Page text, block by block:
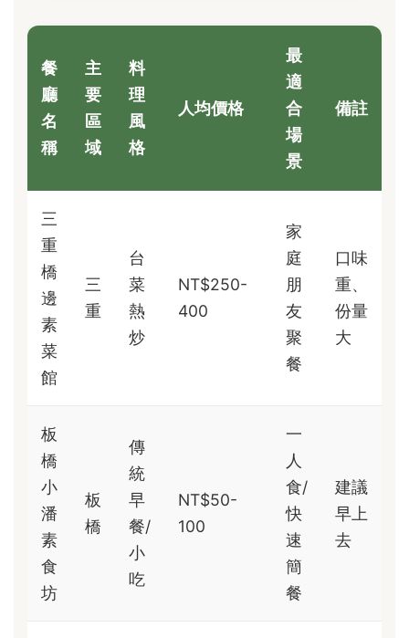
餐
廳
名
稱
主
要
區
域
料
理
風
格
人均價格
最
適
合
場
景
備註
三
重
橋
邊
素
菜
館
三
重
台
菜
熱
炒
NT$250-
400
家
庭
朋
友
聚
餐
口味
重、
份量
大
板
橋
小
潘
素
食
坊
板
橋
傳
統
早
餐/
小
吃
NT$50-
100
一
人
食/
快
速
簡
餐
建議
早上
去